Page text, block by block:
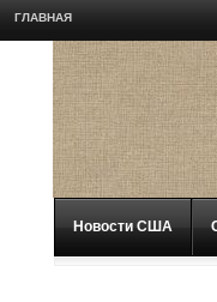
ГЛАВНАЯ
Новости США